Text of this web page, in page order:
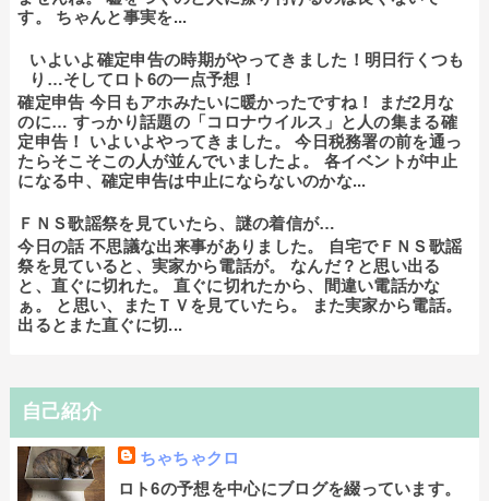
す。 ちゃんと事実を...
いよいよ確定申告の時期がやってきました！明日行くつも
り…そしてロト6の一点予想！
確定申告 今日もアホみたいに暖かったですね！ まだ2月な
のに… すっかり話題の「コロナウイルス」と人の集まる確
定申告！ いよいよやってきました。 今日税務署の前を通っ
たらそこそこの人が並んでいましたよ。 各イベントが中止
になる中、確定申告は中止にならないのかな...
ＦＮＳ歌謡祭を見ていたら、謎の着信が…
今日の話 不思議な出来事がありました。 自宅でＦＮＳ歌謡
祭を見ていると、実家から電話が。 なんだ？と思い出る
と、直ぐに切れた。 直ぐに切れたから、間違い電話かな
ぁ。 と思い、またＴＶを見ていたら。 また実家から電話。
出るとまた直ぐに切...
自己紹介
ちゃちゃクロ
ロト6の予想を中心にブログを綴っています。